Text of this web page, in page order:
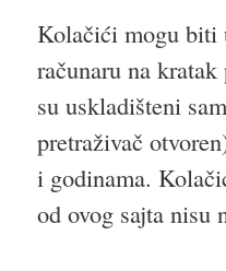
Kolačići mogu biti
računaru na
su uskladišteni
pretraživač
i godinama.
od ovog sajta nisu